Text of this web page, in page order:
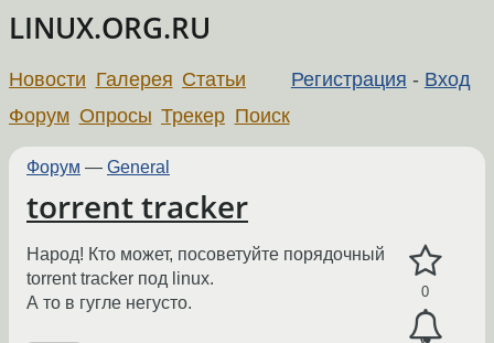
LINUX.ORG.RU
Регистрация - Вход
Новости Галерея Статьи
Форум Опросы Трекер Поиск
Форум — General
torrent tracker
0
Народ! Кто может, посоветуйте порядочный
torrent tracker под linux.
А то в гугле негусто.